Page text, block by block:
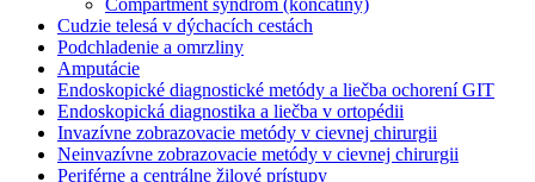
Compartment syndróm (končatiny)
Cudzie telesá v dýchacích cestách
Podchladenie a omrzliny
Amputácie
Endoskopické diagnostické metódy a liečba ochorení GIT
Endoskopická diagnostika a liečba v ortopédii
Invazívne zobrazovacie metódy v cievnej chirurgii
Neinvazívne zobrazovacie metódy v cievnej chirurgii
Periférne a centrálne žilové prístupy